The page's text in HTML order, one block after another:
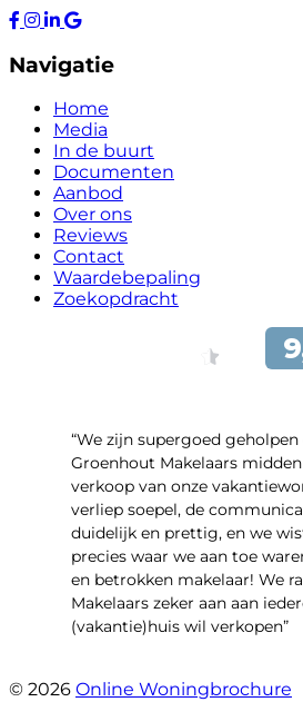
Navigatie
Home
Media
In de buurt
Documenten
Aanbod
Over ons
Reviews
Contact
Waardebepaling
Zoekopdracht
“We zijn supergoed
Groenhout Makelaars
verkoop van onze
verliep soepel, de
duidelijk en prettig, en we
precies waar we aan toe
en betrokken makelaar! We
Makelaars zeker aan aan
(vakantie)huis wil verkopen”
© 2026 Online Woningbrochure